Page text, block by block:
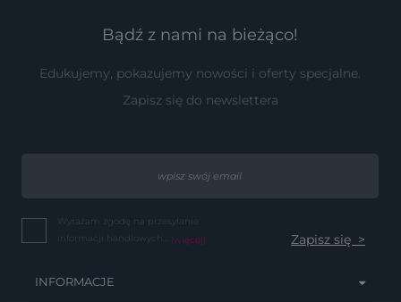
Bądź z nami na bieżąco!
Edukujemy, pokazujemy nowości i oferty specjalne.
Zapisz się do newslettera
Wyrażam zgodę na przesyłanie
informacji handlowych... (więcej)
INFORMACJE